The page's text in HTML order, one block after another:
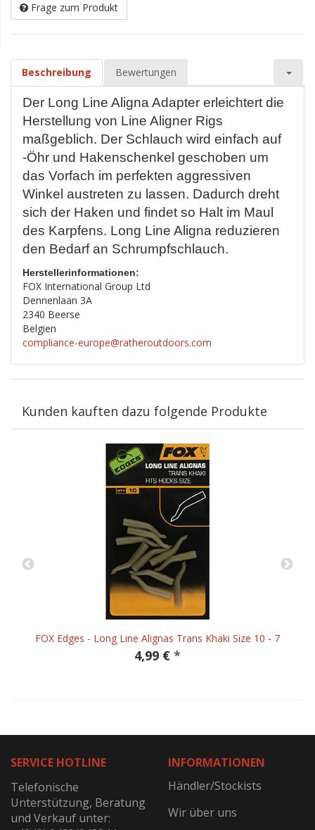
Frage zum Produkt
Beschreibung Bewertungen
Der Long Line Aligna Adapter erleichtert die
Herstellung von Line Aligner Rigs
maßgeblich. Der Schlauch wird einfach auf
-Öhr und Hakenschenkel geschoben um
das Vorfach im perfekten aggressiven
Winkel austreten zu lassen. Dadurch dreht
sich der Haken und findet so Halt im Maul
des Karpfens. Long Line Aligna reduzieren
den Bedarf an Schrumpfschlauch.
Herstellerinformationen:
FOX International Group Ltd
Dennenlaan 3A
2340 Beerse
Belgien
compliance-europe@ratheroutdoors.com
Kunden kauften dazu folgende Produkte
FOX Edges - Long Line Alignas Trans Khaki Size 10 - 7
4,99 € *
SERVICE HOTLINE
Telefonische
Unterstützung, Beratung
und Verkauf unter:
INFORMATIONEN
Händler/Stockists
Wir über uns